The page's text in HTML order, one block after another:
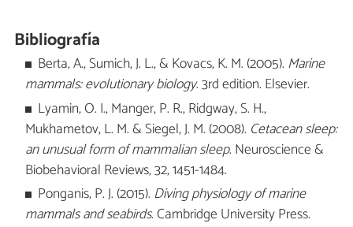
Bibliografía
Berta, A., Sumich, J. L., & Kovacs, K. M. (2005). Marine
mammals: evolutionary biology. 3rd edition. Elsevier.
Lyamin, O. I., Manger, P. R., Ridgway, S. H.,
Mukhametov, L. M. & Siegel, J. M. (2008). Cetacean sleep:
an unusual form of mammalian sleep. Neuroscience &
Biobehavioral Reviews, 32, 1451-1484.
Ponganis, P. J. (2015). Diving physiology of marine
mammals and seabirds. Cambridge University Press.